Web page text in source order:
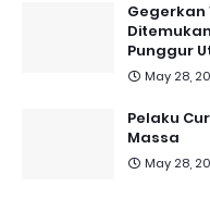
Gegerkan
Punggur
May 28,
Pelaku
Massa
May 28,